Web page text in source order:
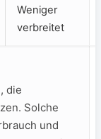
Weniger
verbreitet
die
Solche‌
und